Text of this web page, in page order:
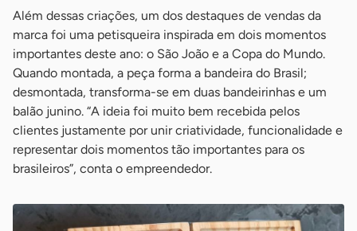
Além dessas criações, um dos destaques de vendas da
marca foi uma petisqueira inspirada em dois momentos
importantes deste ano: o São João e a Copa do Mundo.
Quando montada, a peça forma a bandeira do Brasil;
desmontada, transforma-se em duas bandeirinhas e um
balão junino. “A ideia foi muito bem recebida pelos
clientes justamente por unir criatividade, funcionalidade e
representar dois momentos tão importantes para os
brasileiros”, conta o empreendedor.